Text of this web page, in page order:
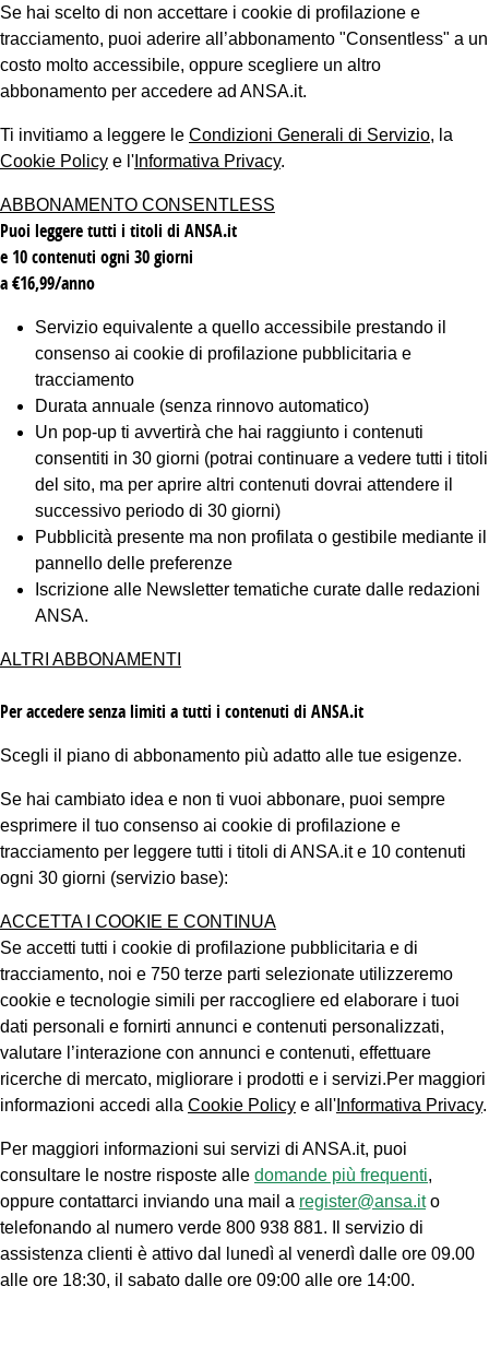
Se hai scelto di non accettare i cookie di profilazione e
tracciamento, puoi aderire all’abbonamento "Consentless" a un
costo molto accessibile, oppure scegliere un altro
abbonamento per accedere ad ANSA.it.
Ti invitiamo a leggere le Condizioni Generali di Servizio, la
Cookie Policy e l' Informativa Privacy.
ABBONAMENTO CONSENTLESS
Puoi leggere tutti i titoli di ANSA.it
e 10 contenuti ogni 30 giorni
a €16,99/anno
Servizio equivalente a quello accessibile prestando il
consenso ai cookie di profilazione pubblicitaria e
tracciamento
Durata annuale (senza rinnovo automatico)
Un pop-up ti avvertirà che hai raggiunto i contenuti
consentiti in 30 giorni (potrai continuare a vedere tutti i titoli
del sito, ma per aprire altri contenuti dovrai attendere il
successivo periodo di 30 giorni)
Pubblicità presente ma non profilata o gestibile mediante il
pannello delle preferenze
Iscrizione alle Newsletter tematiche curate dalle redazioni
ANSA.
ALTRI ABBONAMENTI
Per accedere senza limiti a tutti i contenuti di ANSA.it
Scegli il piano di abbonamento più adatto alle tue esigenze.
Se hai cambiato idea e non ti vuoi abbonare, puoi sempre
esprimere il tuo consenso ai cookie di profilazione e
tracciamento per leggere tutti i titoli di ANSA.it e 10 contenuti
ogni 30 giorni (servizio base):
ACCETTA I COOKIE E CONTINUA
Se accetti tutti i cookie di profilazione pubblicitaria e di
tracciamento, noi e 750 terze parti selezionate utilizzeremo
cookie e tecnologie simili per raccogliere ed elaborare i tuoi
dati personali e fornirti annunci e contenuti personalizzati,
valutare l’interazione con annunci e contenuti, effettuare
ricerche di mercato, migliorare i prodotti e i servizi.Per maggiori
informazioni accedi alla Cookie Policy e all' Informativa Privacy.
Per maggiori informazioni sui servizi di ANSA.it, puoi
consultare le nostre risposte alle domande più frequenti,
oppure contattarci inviando una mail a register@ansa.ito
telefonando al numero verde 800 938 881. Il servizio di
assistenza clienti è attivo dal lunedì al venerdì dalle ore 09.00
alle ore 18:30, il sabato dalle ore 09:00 alle ore 14:00.